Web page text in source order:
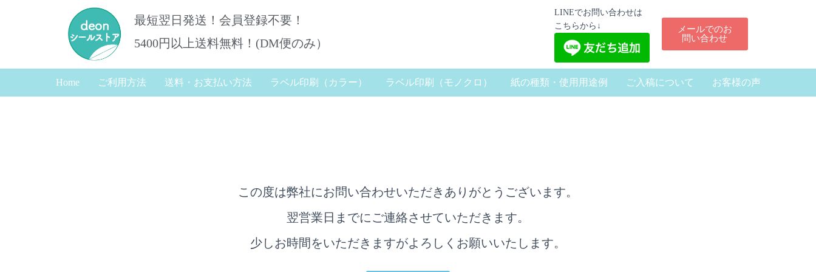
最短翌日発送！会員登録不要！
5400円以上送料無料！​(DM便のみ）
LINEでお問い合わせは
こちらから↓
メールでのお
問い合わせ
Home ご利用方法 送料・お支払い方法 ラベル印刷（カラー） ラベル印刷（モノクロ） 紙の種類・使用用途例 ご入稿について お客様の声
この度は弊社にお問い合わせいただきありがとうございます。
翌営業日までにご連絡させていただきます。
少しお時間をいただきますがよろしくお願いいたします。